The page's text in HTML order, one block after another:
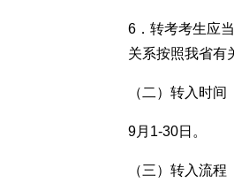
6．转考考生应
关系按照我省有
（二）转入时间
9月1-30日。
（三）转入流程